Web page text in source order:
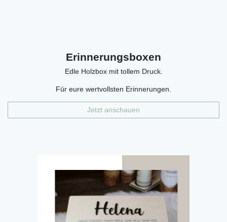
Erinnerungsboxen
Edle Holzbox mit tollem Druck.
Für eure wertvollsten Erinnerungen.
Jetzt anschauen